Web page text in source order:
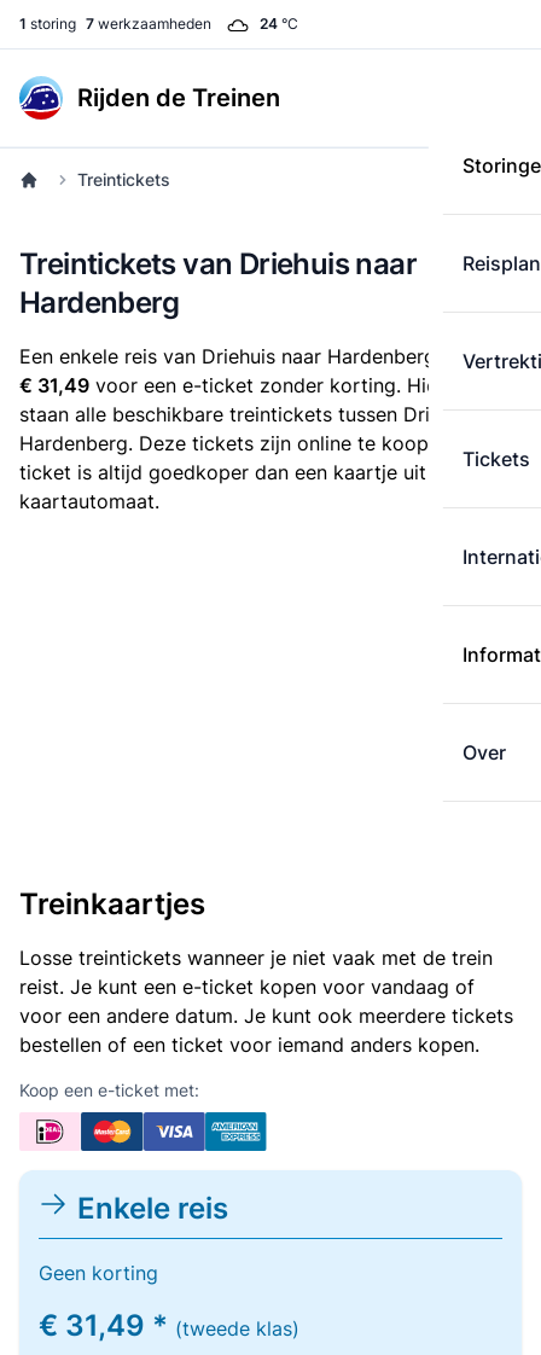
1 storing 7 werkzaamheden 24 °C
Rijden de Treinen
Tickets
Over
Treintickets
Treintickets van Driehuis naar
Hardenberg
Een enkele reis van Driehuis naar Hardenberg kost
€ 31,49 voor een e-ticket zonder korting. Hieronder
staan alle beschikbare treintickets tussen Driehuis en
Hardenberg. Deze tickets zijn online te koop. Een e-
ticket is altijd goedkoper dan een kaartje uit de
kaartautomaat.
Treinkaartjes
Losse treintickets wanneer je niet vaak met de trein
reist. Je kunt een e-ticket kopen voor vandaag of
voor een andere datum. Je kunt ook meerdere tickets
bestellen of een ticket voor iemand anders kopen.
Koop een e-ticket met:
Enkele reis
Geen korting
€ 31,49 * (tweede klas)